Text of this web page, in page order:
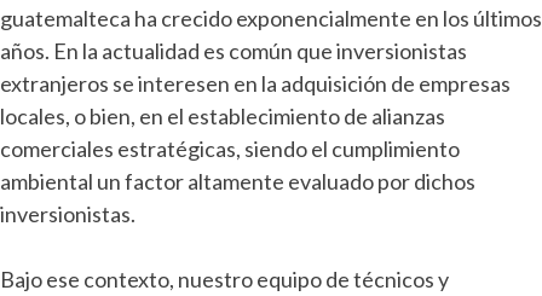
guatemalteca ha crecido exponencialmente en los últimos
años. En la actualidad es común que inversionistas
extranjeros se interesen en la adquisición de empresas
locales, o bien, en el establecimiento de alianzas
comerciales estratégicas, siendo el cumplimiento
ambiental un factor altamente evaluado por dichos
inversionistas.
Bajo ese contexto, nuestro equipo de técnicos y